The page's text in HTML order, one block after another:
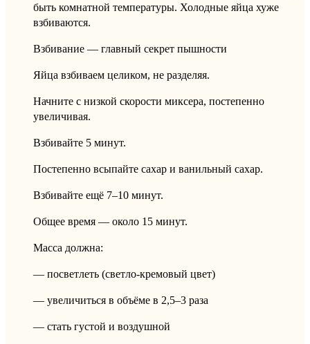
быть комнатной температуры. Холодные яйца хуже
взбиваются.
Взбивание — главный секрет пышности
Яйца взбиваем целиком, не разделяя.
Начните с низкой скорости миксера, постепенно
увеличивая.
Взбивайте 5 минут.
Постепенно всыпайте сахар и ванильный сахар.
Взбивайте ещё 7–10 минут.
Общее время — около 15 минут.
Масса должна:
— посветлеть (светло-кремовый цвет)
— увеличиться в объёме в 2,5–3 раза
— стать густой и воздушной